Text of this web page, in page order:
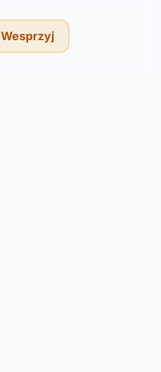
Wesprzyj